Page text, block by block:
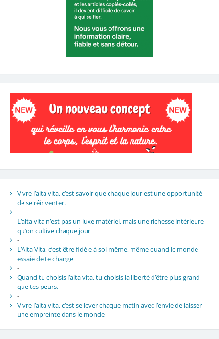
Vivre l’alta vita, c’est savoir que chaque jour est une opportunité
de se réinventer.
L’alta vita n’est pas un luxe matériel, mais une richesse intérieure
qu’on cultive chaque jour
-
L’Alta Vita, c’est être fidèle à soi-même, même quand le monde
essaie de te change
-
Quand tu choisis l’alta vita, tu choisis la liberté d’être plus grand
que tes peurs.
-
Vivre l’alta vita, c’est se lever chaque matin avec l’envie de laisser
une empreinte dans le monde